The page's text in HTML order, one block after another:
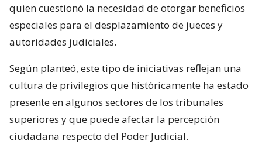
quien cuestionó la necesidad de otorgar beneficios
especiales para el desplazamiento de jueces y
autoridades judiciales.
Según planteó, este tipo de iniciativas reflejan una
cultura de privilegios que históricamente ha estado
presente en algunos sectores de los tribunales
superiores y que puede afectar la percepción
ciudadana respecto del Poder Judicial.